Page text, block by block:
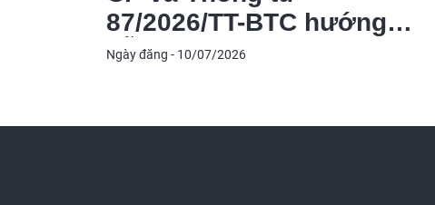
87/2026/TT-BTC hướng
dẫn thi hành Luật Thuế
Ngày đăng - 10/07/2026